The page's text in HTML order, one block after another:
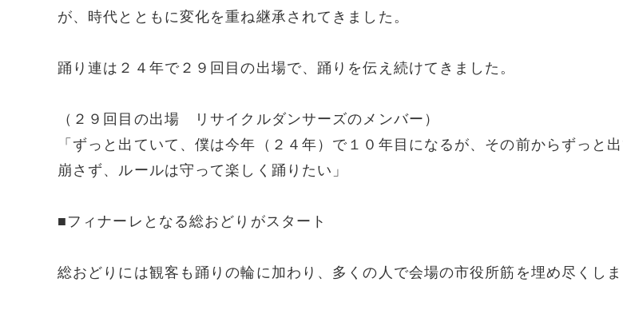
が、時代とともに変化を重ね継承されてきました。
踊り連は２４年で２９回目の出場で、踊りを伝え続けてきました。
（２９回目の出場 リサイクルダンサーズのメンバー）
「ずっと出ていて、僕は今年（２４年）で１０年目になるが、その前からずっと
崩さず、ルールは守って楽しく踊りたい」
■フィナーレとなる総おどりがスタート
総おどりには観客も踊りの輪に加わり、多くの人で会場の市役所筋を埋め尽くしま